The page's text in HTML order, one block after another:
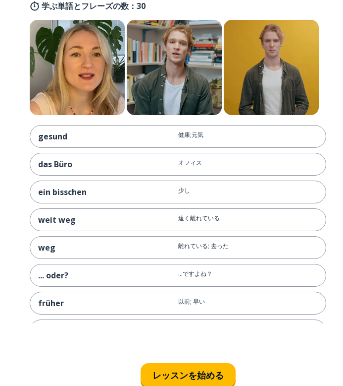
学ぶ単語とフレーズの数：30
gesund 健康;元気
das Büro オフィス
ein bisschen 少し
weit weg 遠く離れている
weg 離れている; 去った
... oder? …ですよね？
früher 以前; 早い
レッスンを始める